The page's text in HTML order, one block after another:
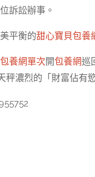
訴訟辦事。
平衡的甜心寶貝包養
包養網單次開包養網巡
秤濃烈的「財富佔有